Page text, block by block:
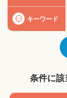
キーワード
条件に該